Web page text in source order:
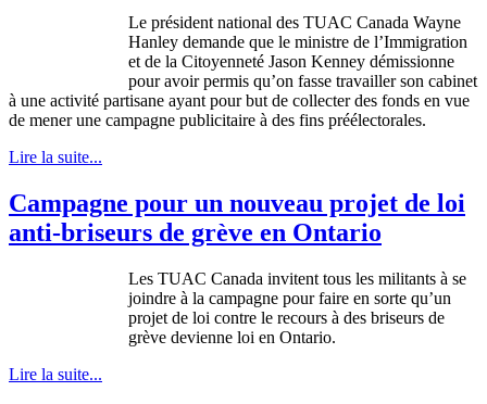
Le président national des TUAC Canada Wayne
Hanley demande que le ministre de l’Immigration
et de la Citoyenneté Jason Kenney démissionne
pouravoir permis qu’on fasse travaillerson cabinet
à une activité partisane ayant pour but de collecterdes fonds en vue
de mener une campagne publicitaire à des fins préélectorales.
Lire la suite...
Campagne pour un nouveau projet de loi
anti-briseurs de grève en Ontario
Les TUAC Canada invitent tous les militants à se
joindre à la campagne pour faire en sorte qu’un
projet de loi contre le recours à des briseurs de
grève devienne loi en Ontario.
Lire la suite...